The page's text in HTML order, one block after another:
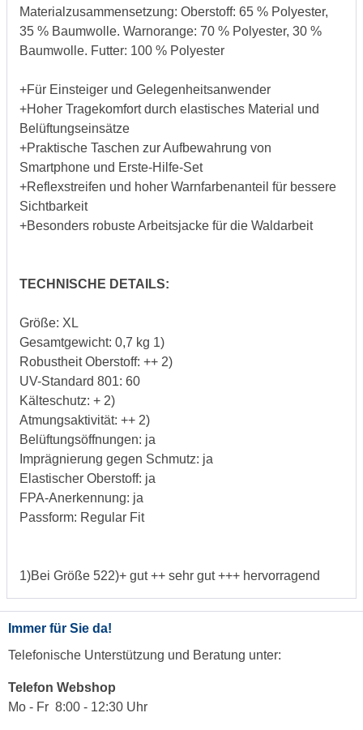
Materialzusammensetzung: Oberstoff: 65 % Polyester,
35 % Baumwolle. Warnorange: 70 % Polyester, 30 %
Baumwolle. Futter: 100 % Polyester
+Für Einsteiger und Gelegenheitsanwender
+Hoher Tragekomfort durch elastisches Material und
Belüftungseinsätze
+Praktische Taschen zur Aufbewahrung von
Smartphone und Erste-Hilfe-Set
+Reflexstreifen und hoher Warnfarbenanteil für bessere
Sichtbarkeit
+Besonders robuste Arbeitsjacke für die Waldarbeit
TECHNISCHE DETAILS:
Größe: XL
Gesamtgewicht: 0,7 kg 1)
Robustheit Oberstoff: ++ 2)
UV-Standard 801: 60
Kälteschutz: + 2)
Atmungsaktivität: ++ 2)
Belüftungsöffnungen: ja
Imprägnierung gegen Schmutz: ja
Elastischer Oberstoff: ja
FPA-Anerkennung: ja
Passform: Regular Fit
1)Bei Größe 522)+ gut ++ sehr gut +++ hervorragend
Immer für Sie da!
Telefonische Unterstützung und Beratung unter:
Telefon Webshop
Mo - Fr 8:00 - 12:30 Uhr